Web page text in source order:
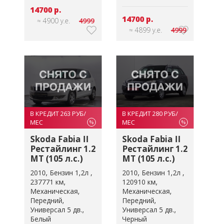
14700 р.
≈ 4900 у.е. 4999 14700 р.
≈ 4899 у.е. 4999
В КРЕДИТ 263 РУБ/
МЕС
%
Skoda Fabia II
Рестайлинг 1.2
MT (105 л.с.)
2010 Бензин 1,2л
237771 км
Механическая
Передний
Универсал 5 дв.
Белый
В КРЕДИТ 280 РУБ/
МЕС
%
Skoda Fabia II
Рестайлинг 1.2
MT (105 л.с.)
2010 Бензин 1,2л
120910 км
Механическая
Передний
Универсал 5 дв.
Черный